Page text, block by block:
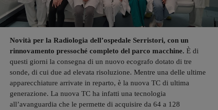
Novità per la Radiologia dell’ospedale Serristori, con un
rinnovamento pressoché completo del parco macchine. È di
questi giorni la consegna di un nuovo ecografo dotato di tre
sonde, di cui due ad elevata risoluzione. Mentre una delle ultime
apparecchiature arrivate in reparto, è la nuova TC di ultima
generazione. La nuova TC ha infatti una tecnologia
all’avanguardia che le permette di acquisire da 64 a 128